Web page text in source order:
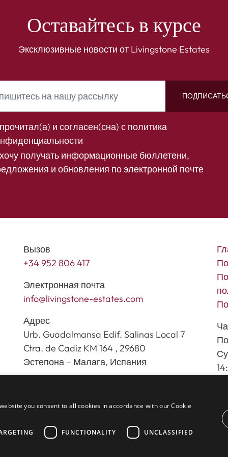
Оставайтесь в курсе
Эксклюзивные новости от Livingstone Estates
и согласен(сна) с политика
получать информационные бюллетени,
и обновления по электронной почте
Вызов
+34 952 806 417
Электронная почта
info@livingstone-estates.com
Адрес
Urb. Guadalmansa Edif. Salinas Local 7
Ctra. de Cadiz KM 164 , 29680
Эстепона – Малага, Испания
you consent to all cookies in accordance with our Cookie
FUNCTIONALITY UNCLASSIFIED